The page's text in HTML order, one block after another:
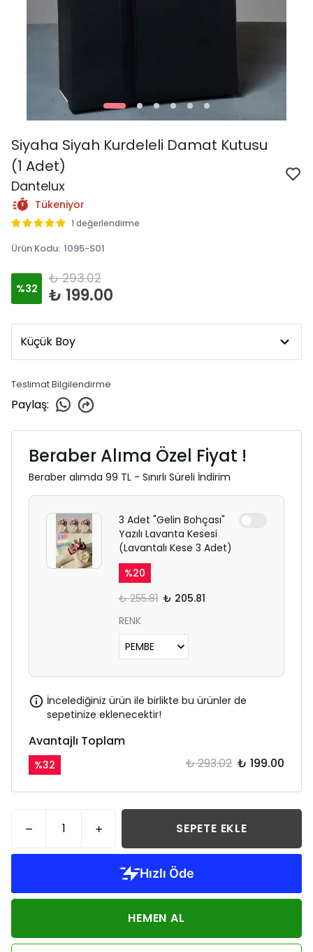
Siyaha Siyah Kurdeleli Damat Kutusu
(1 Adet)
Dantelux
Tükeniyor
1 değerlendirme
Ürün Kodu: 1095-S01
%32
₺ 293.02
₺ 199.00
Teslimat Bilgilendirme
Paylaş:
Beraber Alıma Özel Fiyat !
Beraber alımda 99 TL - Sınırlı Süreli İndirim
3 Adet "Gelin Bohçası"
Yazılı Lavanta Kesesi
(Lavantalı Kese 3 Adet)
%20
₺ 255.81 ₺ 205.81
RENK
İncelediğiniz ürün ile birlikte bu ürünler de
sepetinize eklenecektir!
Avantajlı Toplam
%32 ₺ 293.02 ₺ 199.00
SEPETE EKLE
HEMEN AL